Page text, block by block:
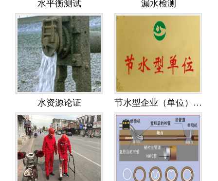
水平衡测试 漏水检测
水资源论证 节水型企业（单位）创建